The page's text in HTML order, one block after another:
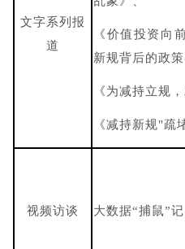
文字系列报
道
《价值投资向
新规背后的政策
《为减持立规
《减持新规"疏
视频访谈 大数据“捕鼠”记